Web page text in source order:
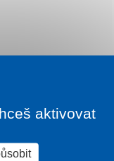
aktivovat